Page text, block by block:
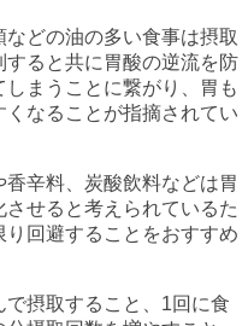
どの油の多い食事は摂取
ると共に胃酸の逆流を防
まうことに繋がり、胃も
なることが指摘されてい
辛料、炭酸飲料などは胃
せると考えられているた
回避することをおすすめ
摂取すること、1回に食